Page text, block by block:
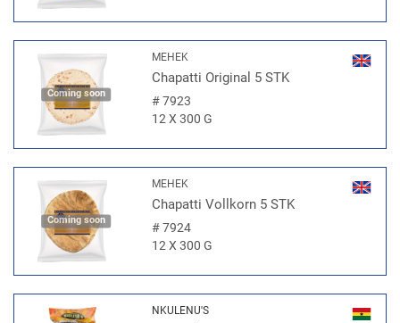
Coming soon
MEHEK
Chapatti Original 5 STK
#7923
12 X 300 G
Coming soon
MEHEK
Chapatti Vollkorn 5 STK
#7924
12 X 300 G
NKULENU'S